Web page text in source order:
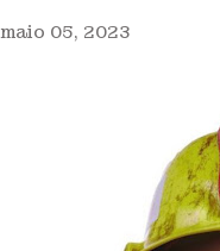
maio 05, 2023